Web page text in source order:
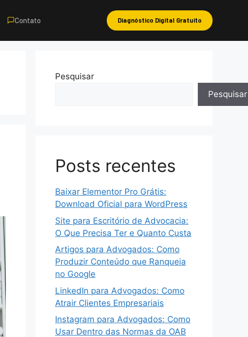
Contato Diagnóstico Digital Gratuito
Pesquisar
Pesquisar
Posts recentes
Baixar Elementor Pro Grátis:
Download Oficial para WordPress
Site para Escritório de Advocacia:
O Que Precisa Ter e Quanto Custa
Artigos para Advogados: Como
Produzir Conteúdo que Ranqueia
no Google
LinkedIn para Advogados: Como
Atrair Clientes Empresariais
Instagram para Advogados: Como
Usar Dentro das Normas da OAB